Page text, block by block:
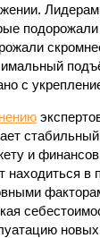
с
и
находиться в
новых